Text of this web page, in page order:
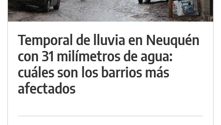
Temporal de lluvia en Neuquén
con 31 milímetros de agua:
cuáles son los barrios más
afectados